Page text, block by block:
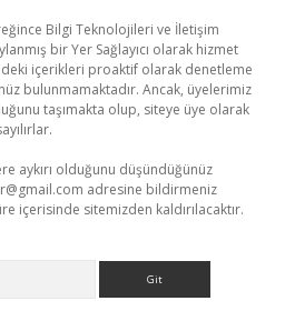
Bilgi Teknolojileri ve İletişim
bir Yer Sağlayıcı olarak hizmet
içerikleri proaktif olarak denetleme
bulunmamaktadır. Ancak, üyelerimiz
taşımakta olup, siteye üye olarak
aykırı olduğunu düşündüğünüz
adresine bildirmeniz
içerisinde sitemizden kaldırılacaktır.